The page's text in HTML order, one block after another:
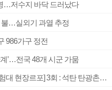
…저수지 바닥 드러났다
불…실외기 과열 추정
986가구 정전
계’…전국 48개 시군 가뭄
[2026 부산청소년극지체험탐험대 현장르포] 3회 : 석탄 탄광촌에서 북극 연구의 중심지로